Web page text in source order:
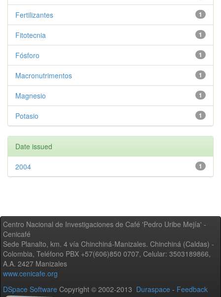
1
Fertilizantes
1
Fitotecnia
1
Fósforo
1
Macronutrimentos
1
Magnesio
1
Potasio
Date issued
1
2004
Centro Nacional de Investigaciones de Café 'Pedro Uribe Mejía' -
Cenicafé
Sede Planalto, km. 4 vía Chinchiná-Manizales. Chinchiná (Caldas) -
Colombia, Teléfono PBX +57(606)850 0707, Celular: 3503189866,
A.A. 2427 Manizales
www.cenicafe.org
DSpace Software Copyright © 2002-2013 Duraspace - Feedback